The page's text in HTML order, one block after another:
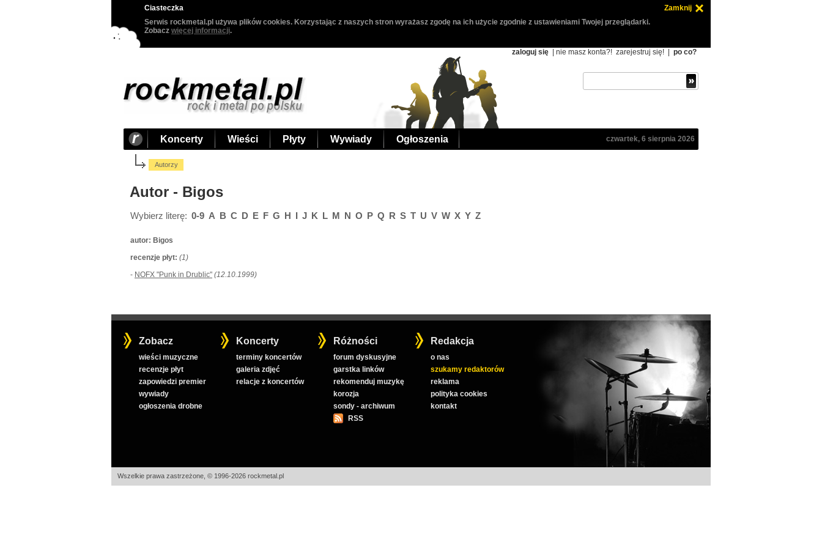
Ciasteczka
Zamknij
Serwis rockmetal.pl używa plików cookies. Korzystając z naszych stron wyrażasz zgodę na ich użycie zgodnie z ustawieniami Twojej przeglądarki.
Zobacz więcej informacji.
zaloguj się | nie masz konta?! zarejestruj się! po co?
Koncerty Wieści Płyty Wywiady Ogłoszenia czwartek, 6 sierpnia 2026
Autorzy
Autor - Bigos
Wybierz literę: 0-9 A B C D E F G H I J K L M N O P Q R S T U V W X Y Z
autor: Bigos
recenzje płyt: (1)
- NOFX "Punk in Drublic" (12.10.1999)
Zobacz
wieści muzyczne
recenzje płyt
zapowiedzi premier
wywiady
ogłoszenia drobne
Koncerty
terminy koncertów
galeria zdjęć
relacje z koncertów
Różności
forum dyskusyjne
garstka linków
rekomenduj muzykę
korozja
sondy - archiwum
RSS
Redakcja
o nas
szukamy redaktorów
reklama
polityka cookies
kontakt
Wszelkie prawa zastrzeżone, © 1996-2026 rockmetal.pl